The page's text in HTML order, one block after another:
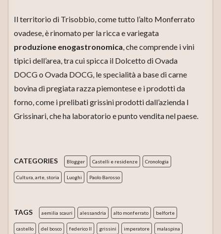
Il territorio di Trisobbio, come tutto l’alto Monferrato
ovadese, è rinomato per la ricca e variegata
produzione enogastronomica, che comprende i vini
tipici dell’area, tra cui spicca il Dolcetto di Ovada
DOCG o Ovada DOCG, le specialità a base di carne
bovina di pregiata razza piemontese e i prodotti da
forno, come i prelibati grissini prodotti dall’azienda I
Grissinari, che ha laboratorio e punto vendita nel paese.
CATEGORIES Blogger Castelli e residenze Cronologia
Cultura, arte, storia Luoghi Paolo Barosso
TAGS aemilia scauri alessandria alto monferrato belforte
castello del bosco federico II grissini imperatore malaspina